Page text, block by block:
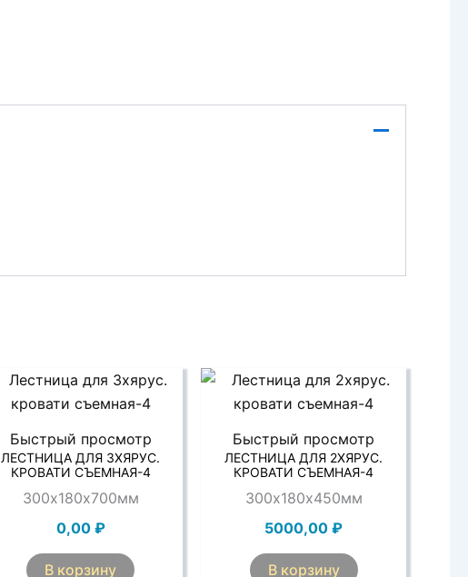
Быстрый просмотр
ЛЕСТНИЦА ДЛЯ 3ХЯРУС.
КРОВАТИ СЪЕМНАЯ-4
300х180х700мм
0,00 ₽
В корзину
Быстрый просмотр
ЛЕСТНИЦА ДЛЯ 2ХЯРУС.
КРОВАТИ СЪЕМНАЯ-4
300х180х450мм
5000,00₽
В корзину